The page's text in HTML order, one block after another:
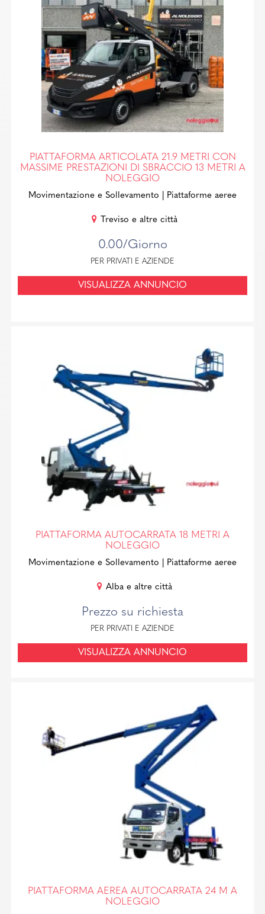
PIATTAFORMA ARTICOLATA 21.9 METRI CON
MASSIME PRESTAZIONI DI SBRACCIO 13 METRI A
NOLEGGIO
Movimentazione e Sollevamento | Piattaforme aeree
Treviso e altre città
0.00/Giorno
PER PRIVATI E AZIENDE
VISUALIZZA ANNUNCIO
PIATTAFORMA AUTOCARRATA 18 METRI A
NOLEGGIO
Movimentazione e Sollevamento | Piattaforme aeree
Alba e altre città
Prezzo su richiesta
PER PRIVATI E AZIENDE
VISUALIZZA ANNUNCIO
PIATTAFORMA AEREA AUTOCARRATA 24 M A
NOLEGGIO